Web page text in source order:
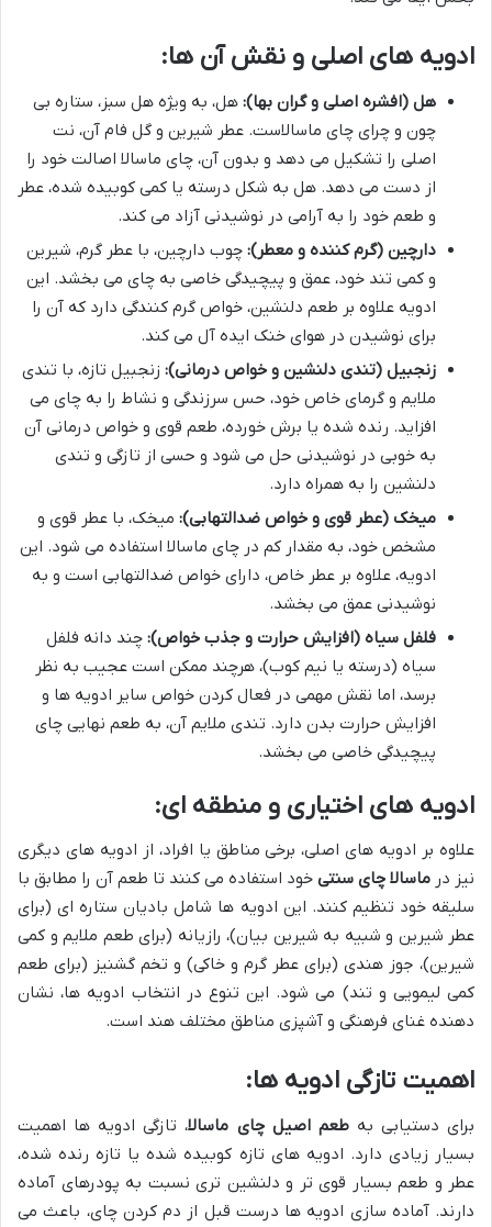
ادویه های اصلی و نقش آن ها:
هل (افشره اصلی و گران بها): هل، به ویژه هل سبز، ستاره بی
چون و چرای چای ماسالاست. عطر شیرین و گل فام آن، نت
اصلی را تشکیل می دهد و بدون آن، چای ماسالا اصالت خود را
از دست می دهد. هل به شکل درسته یا کمی کوبیده شده، عطر
و طعم خود را به آرامی در نوشیدنی آزاد می کند.
دارچین (گرم کننده و معطر): چوب دارچین، با عطر گرم، شیرین
و کمی تند خود، عمق و پیچیدگی خاصی به چای می بخشد. این
ادویه علاوه بر طعم دلنشین، خواص گرم کنندگی دارد که آن را
برای نوشیدن در هوای خنک ایده آل می کند.
زنجبیل (تندی دلنشین و خواص درمانی): زنجبیل تازه، با تندی
ملایم و گرمای خاص خود، حس سرزندگی و نشاط را به چای می
افزاید. رنده شده یا برش خورده، طعم قوی و خواص درمانی آن
به خوبی در نوشیدنی حل می شود و حسی از تازگی و تندی
دلنشین را به همراه دارد.
میخک (عطر قوی و خواص ضدالتهابی): میخک، با عطر قوی و
مشخص خود، به مقدار کم در چای ماسالا استفاده می شود. این
ادویه، علاوه بر عطر خاص، دارای خواص ضدالتهابی است و به
نوشیدنی عمق می بخشد.
فلفل سیاه (افزایش حرارت و جذب خواص): چند دانه فلفل
سیاه (درسته یا نیم کوب)، هرچند ممکن است عجیب به نظر
برسد، اما نقش مهمی در فعال کردن خواص سایر ادویه ها و
افزایش حرارت بدن دارد. تندی ملایم آن، به طعم نهایی چای
پیچیدگی خاصی می بخشد.
ادویه های اختیاری و منطقه ای:
علاوه بر ادویه های اصلی، برخی مناطق یا افراد، از ادویه های دیگری
نیز در ماسالا چای سنتی خود استفاده می کنند تا طعم آن را مطابق با
سلیقه خود تنظیم کنند. این ادویه ها شامل بادیان ستاره ای (برای
عطر شیرین و شبیه به شیرین بیان)، رازیانه (برای طعم ملایم و کمی
شیرین)، جوز هندی (برای عطر گرم و خاکی) و تخم گشنیز (برای طعم
کمی لیمویی و تند) می شود. این تنوع در انتخاب ادویه ها، نشان
دهنده غنای فرهنگی و آشپزی مناطق مختلف هند است.
اهمیت تازگی ادویه ها:
برای دستیابی بهطعم اصیل چای ماسالا، تازگی ادویه ها اهمیت
بسیار زیادی دارد. ادویه های تازه کوبیده شده یا تازه رنده شده،
عطر و طعم بسیار قوی تر و دلنشین تری نسبت به پودرهای آماده
دارند. آماده سازی ادویه ها درست قبل از دم کردن چای، باعث می